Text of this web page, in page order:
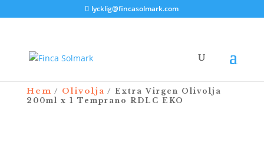
lycklig@fincasolmark.com
Hem / Olivolja / Extra Virgen Olivolja
200ml x 1 Temprano RDLC EKO